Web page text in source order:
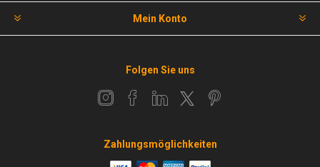
Mein Konto
Folgen Sie uns
Zahlungsmöglichkeiten